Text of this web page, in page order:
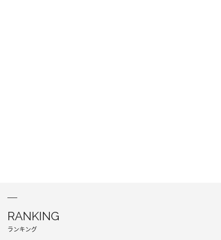
RANKING
ランキング